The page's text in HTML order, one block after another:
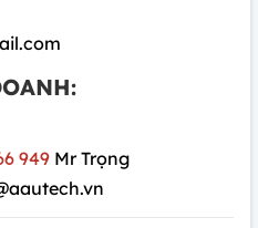
949 Mr Trọng